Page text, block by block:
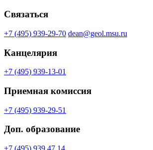
Связаться
+7 (495) 939-29-70 dean@geol.msu.ru
Канцелярия
+7 (495) 939-13-01
Приемная комиссия
+7 (495) 939-29-51
Доп. образование